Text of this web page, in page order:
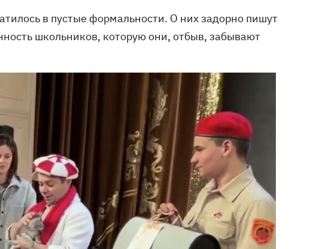
в пустые формальности. О них задорно пишут
школьников, которую они, отбыв, забывают